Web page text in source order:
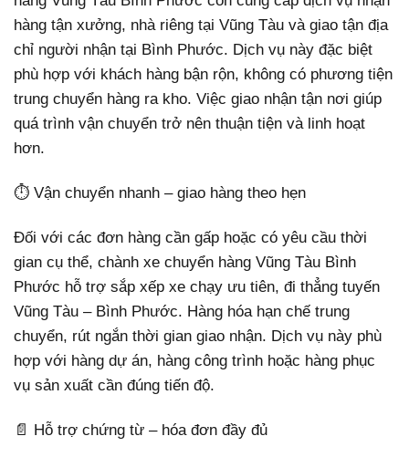
hàng tận xưởng, nhà riêng tại Vũng Tàu và giao tận địa
chỉ người nhận tại Bình Phước. Dịch vụ này đặc biệt
phù hợp với khách hàng bận rộn, không có phương tiện
trung chuyển hàng ra kho. Việc giao nhận tận nơi giúp
quá trình vận chuyển trở nên thuận tiện và linh hoạt
hơn.
⏱️ Vận chuyển nhanh – giao hàng theo hẹn
Đối với các đơn hàng cần gấp hoặc có yêu cầu thời
gian cụ thể, chành xe chuyển hàng Vũng Tàu Bình
Phước hỗ trợ sắp xếp xe chạy ưu tiên, đi thẳng tuyến
Vũng Tàu – Bình Phước. Hàng hóa hạn chế trung
chuyển, rút ngắn thời gian giao nhận. Dịch vụ này phù
hợp với hàng dự án, hàng công trình hoặc hàng phục
vụ sản xuất cần đúng tiến độ.
📄 Hỗ trợ chứng từ – hóa đơn đầy đủ